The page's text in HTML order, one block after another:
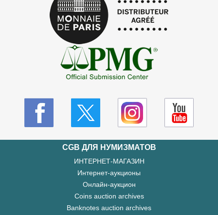
CGB ДЛЯ НУМИЗМАТОВ
ИНТЕРНЕТ-МАГАЗИН
Интернет-аукционы
Онлайн-аукцион
Coins auction archives
Banknotes auction archives